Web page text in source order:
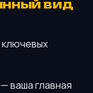
вид
ваша главная